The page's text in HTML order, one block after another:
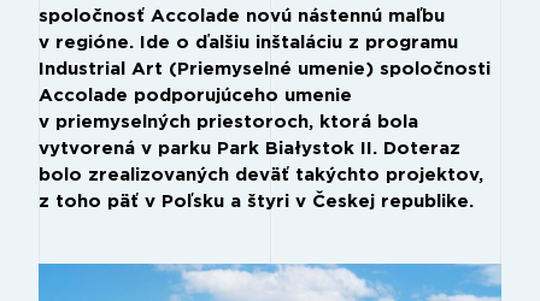
spoločnosť Accolade novú nástennú maľbu
v regióne. Ide o ďalšiu inštaláciu z programu
Industrial Art (Priemyselné umenie) spoločnosti
Accolade podporujúceho umenie
v priemyselných priestoroch, ktorá bola
vytvorená v parku Park Białystok II. Doteraz
bolo zrealizovaných deväť takýchto projektov,
z toho päť v Poľsku a štyri v Českej republike.